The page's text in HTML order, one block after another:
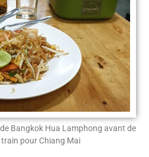
Bangkok Hua Lamphong avant de
pour Chiang Mai